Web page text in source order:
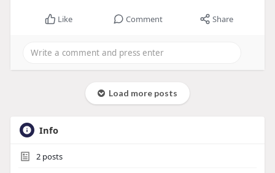
Like Comment Share
Load more posts
Info
2posts